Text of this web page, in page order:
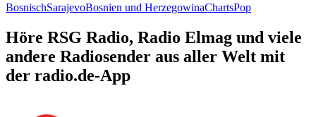
BosnischSarajevoBosnien und HerzegowinaChartsPop
Höre RSG Radio, Radio Elmag und viele
andere Radiosender aus aller Welt mit
der radio.de-App